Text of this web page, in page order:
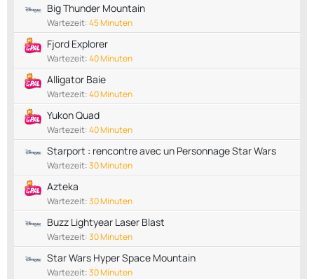
Big Thunder Mountain
Wartezeit:45 Minuten
Fjord Explorer
Wartezeit:40 Minuten
Alligator Baie
Wartezeit:40 Minuten
Yukon Quad
Wartezeit:40 Minuten
Starport : rencontre avec un Personnage Star Wars
Wartezeit:30 Minuten
Azteka
Wartezeit:30 Minuten
Buzz Lightyear Laser Blast
Wartezeit:30 Minuten
Star Wars Hyper Space Mountain
Wartezeit:30 Minuten